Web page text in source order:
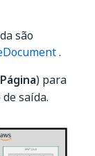
são
.
Página) para
saída.